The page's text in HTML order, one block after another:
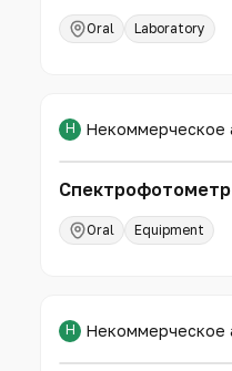
Oral Laboratory
Н
Спектрофотометр
Oral Equipment
Н